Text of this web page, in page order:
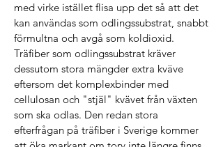
med virke istället flisa upp det så att det
kan användas som odlingssubstrat, snabbt
förmultna och avgå som koldioxid.
Träfiber som odlingssubstrat kräver
dessutom stora mängder extra kväve
eftersom det komplexbinder med
cellulosan och "stjäl" kvävet från växten
som ska odlas. Den redan stora
efterfrågan på träfiber i Sverige kommer